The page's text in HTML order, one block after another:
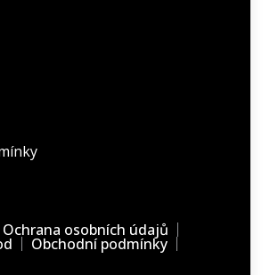
Ochrana osobních údajů
Obchodní podmínky